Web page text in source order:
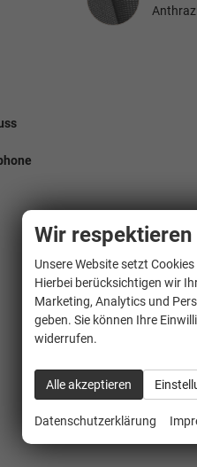
Wir
Unsere Website setzt
Hierbei berücksichtigen wir
Marketing, Analytics und
geben. Sie können Ihre
widerrufen.
Alle akzeptieren
Datenschutzerklärung